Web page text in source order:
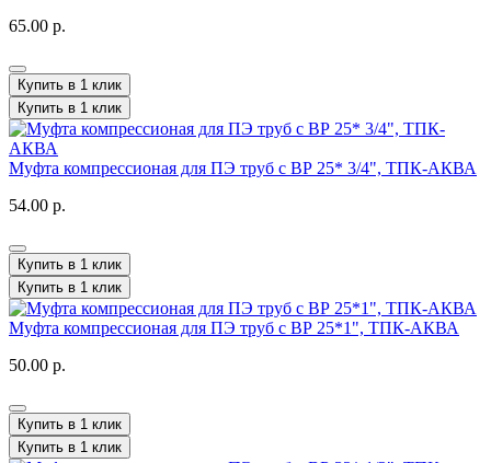
65.00 р.
Купить в 1 клик
Купить в 1 клик
Муфта компрессионая для ПЭ труб с ВР 25* 3/4", ТПК-АКВА
54.00 р.
Купить в 1 клик
Купить в 1 клик
Муфта компрессионая для ПЭ труб с ВР 25*1", ТПК-АКВА
50.00 р.
Купить в 1 клик
Купить в 1 клик